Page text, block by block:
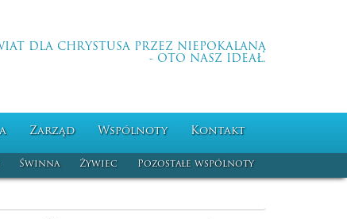
DLA CHRYSTUSA PRZEZ NIEPOKALANĄ
- OTO NASZ IDEAŁ.
Zarząd Wspólnoty Kontakt
Świnna Żywiec Pozostałe wspólnoty